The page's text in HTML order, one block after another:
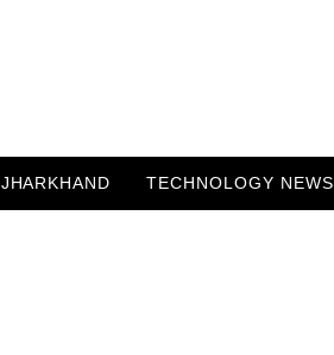
JHARKHAND TECHNOLOGY NEWS